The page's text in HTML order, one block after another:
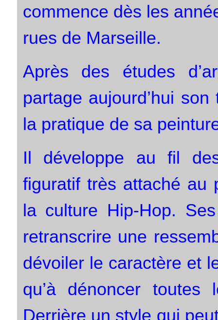
commence dès les
rues de Marseille.
Après des études
partage aujourd’hui
la pratique de sa
Il développe au fil
figuratif très attaché au
la culture Hip-Hop.
retranscrire une
dévoiler le caractère et
qu’à dénoncer toutes
Derrière un style qui